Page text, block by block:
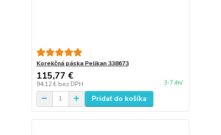
Korekčná páska Pelikan 338673
115,77 €
94,12 € bez DPH 3-7 dní
Pridať do košíka